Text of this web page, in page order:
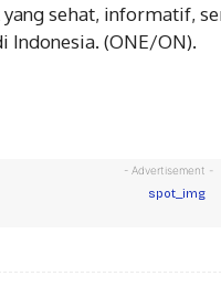
sehat, informatif,
Indonesia. (ONE/ON).
- Advertisement -